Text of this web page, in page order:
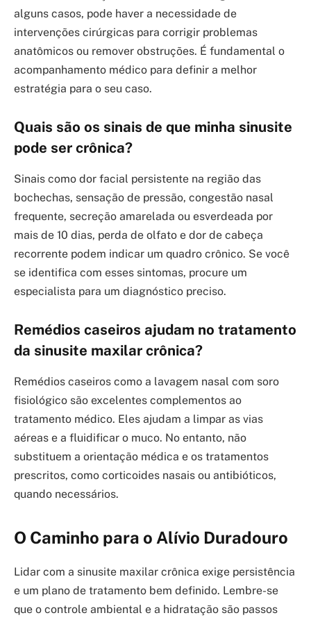
alguns casos, pode haver a necessidade de
intervenções cirúrgicas para corrigir problemas
anatômicos ou remover obstruções. É fundamental o
acompanhamento médico para definir a melhor
estratégia para o seu caso.
Quais são os sinais de que minha sinusite
pode ser crônica?
Sinais como dor facial persistente na região das
bochechas, sensação de pressão, congestão nasal
frequente, secreção amarelada ou esverdeada por
mais de 10 dias, perda de olfato e dor de cabeça
recorrente podem indicar um quadro crônico. Se você
se identifica com esses sintomas, procure um
especialista para um diagnóstico preciso.
Remédios caseiros ajudam no tratamento
da sinusite maxilar crônica?
Remédios caseiros como a lavagem nasal com soro
fisiológico são excelentes complementos ao
tratamento médico. Eles ajudam a limpar as vias
aéreas e a fluidificar o muco. No entanto, não
substituem a orientação médica e os tratamentos
prescritos, como corticoides nasais ou antibióticos,
quando necessários.
O Caminho para o Alívio Duradouro
Lidar com a sinusite maxilar crônica exige persistência
e um plano de tratamento bem definido. Lembre-se
que o controle ambiental e a hidratação são passos